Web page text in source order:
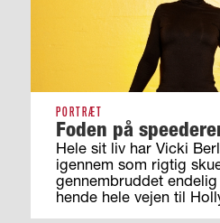
PORTRÆT
Foden på
Hele sit liv har Vicki
igennem som rigtig
gennembruddet
hende hele vejen til